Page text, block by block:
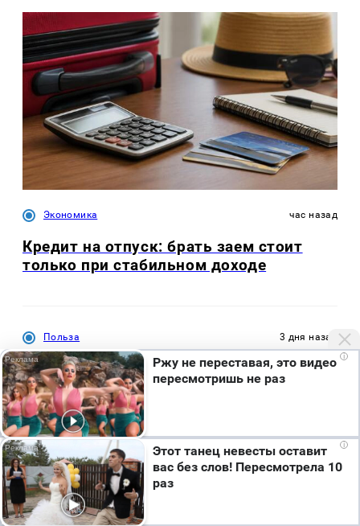
Экономика час назад
Кредит на отпуск: брать заем стоит
только при стабильном доходе
Польза 3 дня назад
Т2 перезапускает программу «Выгодно вместе»
– теперь и для абонентов других операторов
Экономика 3 часа назад
Банк Русский стандарт: в июле продажи
доллара и евро превысили покупки
Мы используем cookie. Во время посещения сайта
вы соглашаетесь с тем, что мы обрабатываем
ваши персональные данные с использованием
метрик Яндекс Метрика, top.mail.ru, LiveInternet.
Я согласен
i
Ржу не переставая, это видео
пересмотришь не раз
i
Этот танец невесты оставит
вас без слов! Пересмотрела 10
раз